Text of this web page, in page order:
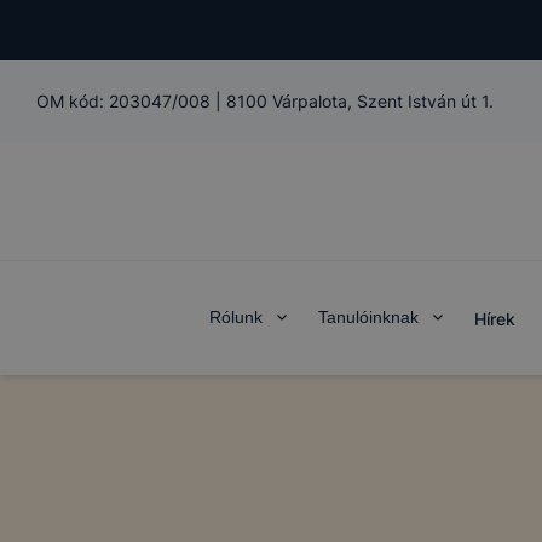
OM kód: 203047/008 8100 Várpalota, Szent István út 1.
Rólunk Tanulóinknak Hírek
A Pápai
Iskola és
➢
élményt,
➢ honlap
cookie-k